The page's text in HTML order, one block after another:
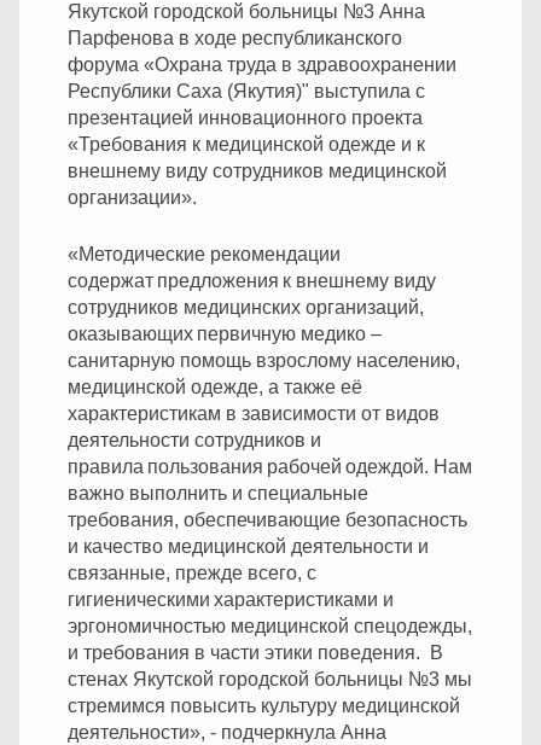
Якутской городской больницы №3 Анна
Парфенова в ходе республиканского
форума «Охрана труда в здравоохранении
Республики Саха (Якутия)" выступила с
презентацией инновационного проекта
«Требования к медицинской одежде и к
внешнему виду сотрудников медицинской
организации».
«Методические рекомендации
содержат предложения к внешнему виду
сотрудников медицинских организаций,
оказывающих первичную медико –
санитарную помощь взрослому населению,
медицинской одежде, а также её
характеристикам в зависимости от видов
деятельности сотрудников и
правила пользования рабочей одеждой. Нам
важно выполнить и специальные
требования, обеспечивающие безопасность
и качество медицинской деятельности и
связанные, прежде всего, с
гигиеническими характеристиками и
эргономичностью медицинской спецодежды,
и требования в части этики поведения. В
стенах Якутской городской больницы №3 мы
стремимся повысить культуру медицинской
деятельности», - подчеркнула Анна